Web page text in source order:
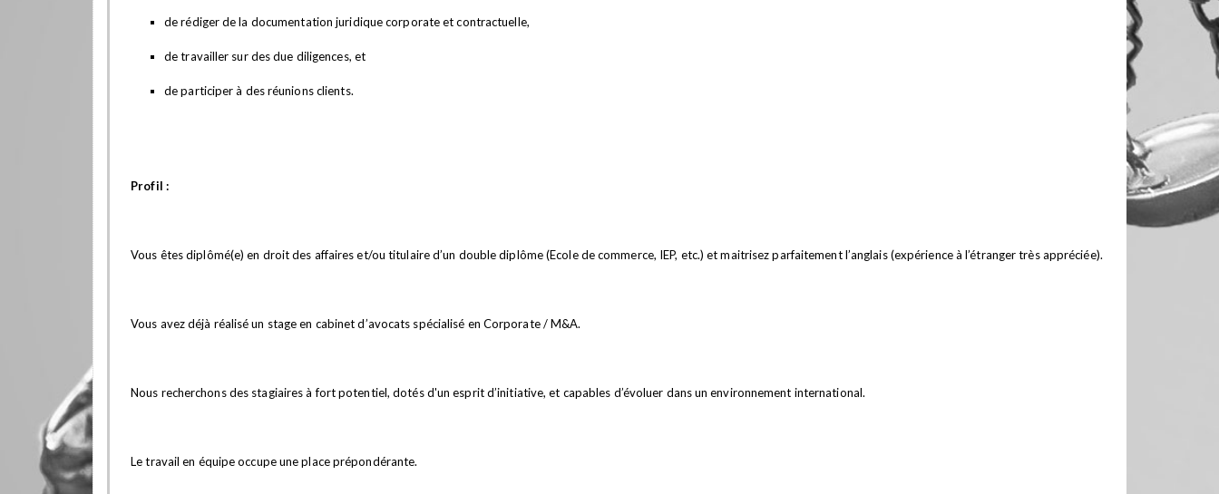
de rédiger de la documentation juridique corporate et contractuelle,
de travailler sur des due diligences, et
de participer à des réunions clients.
Profil :
Vous êtes diplômé(e) en droit des affaires et/ou titulaire d’un double diplôme (Ecole de commerce, IEP, etc.) et maitrisez parfaitement l’anglais (expérience à l’étranger très appréciée).
Vous avez déjà réalisé un stage en cabinet d’avocats spécialisé en Corporate / M&A.
Nous recherchons des stagiaires à fort potentiel, dotés d'un esprit d’initiative, et capables d’évoluer dans un environnement international.
Le travail en équipe occupe une place prépondérante.